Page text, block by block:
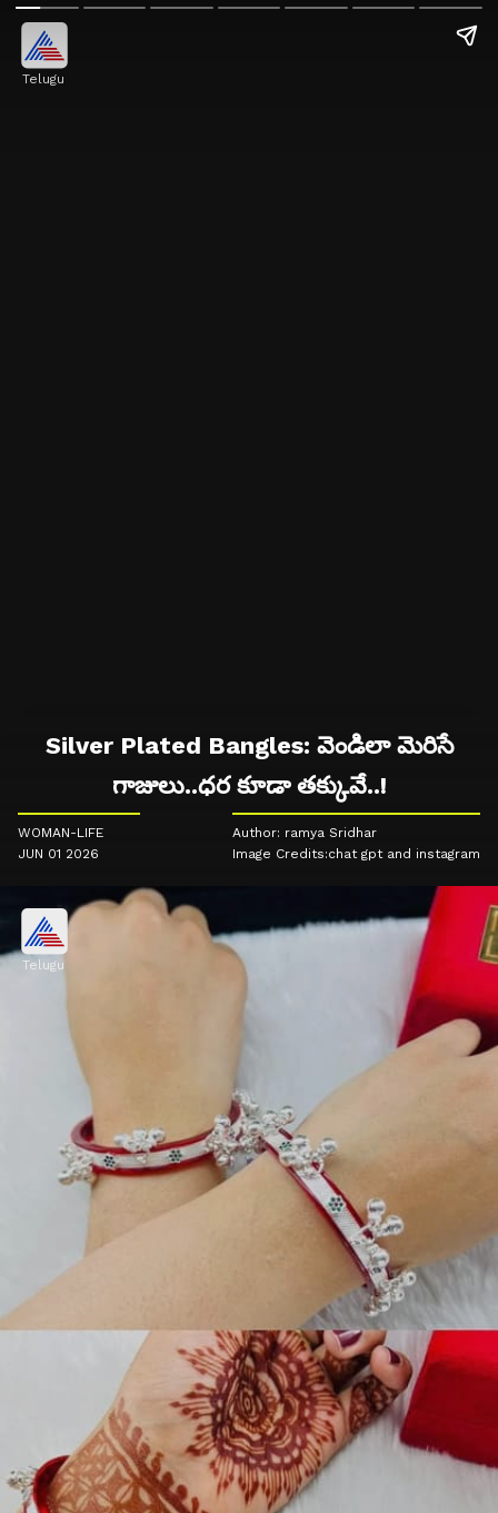
Telugu
Silver Plated Bangles: వెండిలా మెరిసే
గాజులు..ధర కూడా తక్కువే..!
WOMAN-LIFE
JUN 01 2026
Author: ramya Sridhar
Image Credits:chat gpt and instagram
Telugu